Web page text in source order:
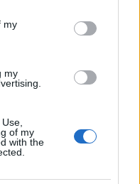
in below Google
my
my
of my
with the
egyszerű
legtöbb esetben
(...)
megvan a
fiúgyermekek
állatokat legelni és